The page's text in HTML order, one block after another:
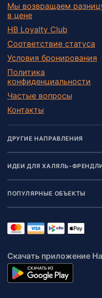
Мы возвращаем
в цене
HB Loyalty Club
Соответствие статуса
Условия бронирования
Политика
конфиденциальности
Частые вопросы
Контакты
ДРУГИЕ НАПРАВЛЕНИЯ
ИДЕИ ДЛЯ ХАЛЯЛЬ-
ПОПУЛЯРНЫЕ ОБЪЕКТЫ
Скачать приложение